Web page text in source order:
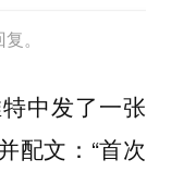
。
中发了一张
配文：“首次